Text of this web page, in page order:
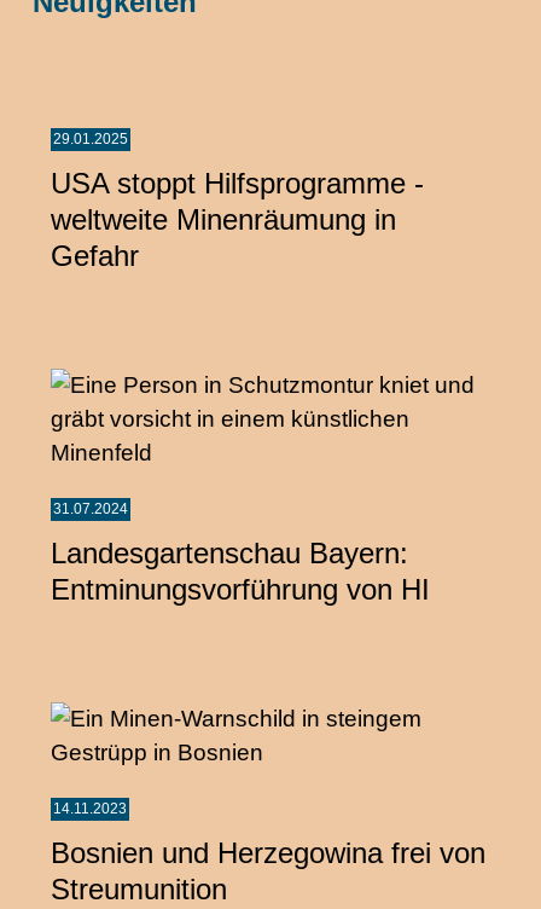
29.01.2025
USA stoppt Hilfsprogramme -
weltweite Minenräumung in
Gefahr
31.07.2024
Landesgartenschau Bayern:
Entminungsvorführung von HI
14.11.2023
Bosnien und Herzegowina frei von
Streumunition